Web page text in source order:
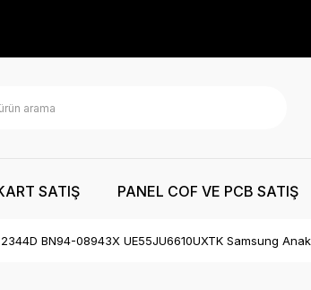
SATIŞ PANEL COF VE PCB SATIŞ
BN94-08943X UE55JU6610UXTK Samsung